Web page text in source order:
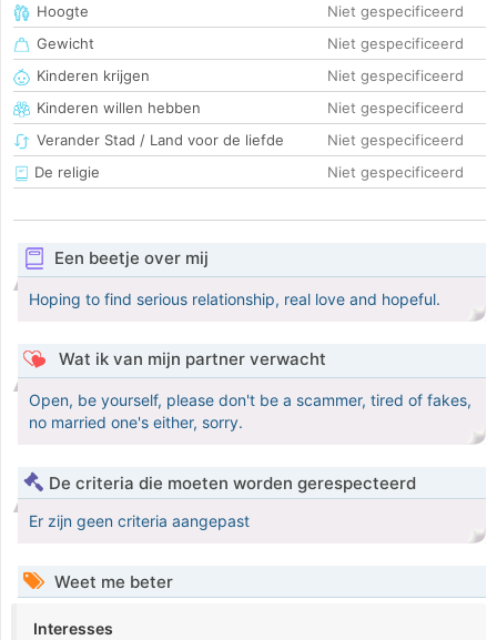
Hoogte
Niet gespecificeerd
Gewicht
Niet gespecificeerd
Kinderen krijgen
Niet gespecificeerd
Kinderen willen hebben
Niet gespecificeerd
Verander Stad / Land voor de liefde
Niet gespecificeerd
De religie
Niet gespecificeerd
Een beetje over mij
Hoping to find serious relationship, real love and hopeful.
Wat ik van mijn partner verwacht
Open, be yourself, please don't be a scammer, tired of fakes,
no married one's either, sorry.
De criteria die moeten worden gerespecteerd
Er zijn geen criteria aangepast
Weet me beter
Interesses